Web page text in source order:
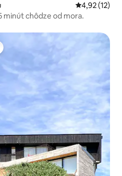
Priemerné
4,92 (12)
minút chôdze od mora.